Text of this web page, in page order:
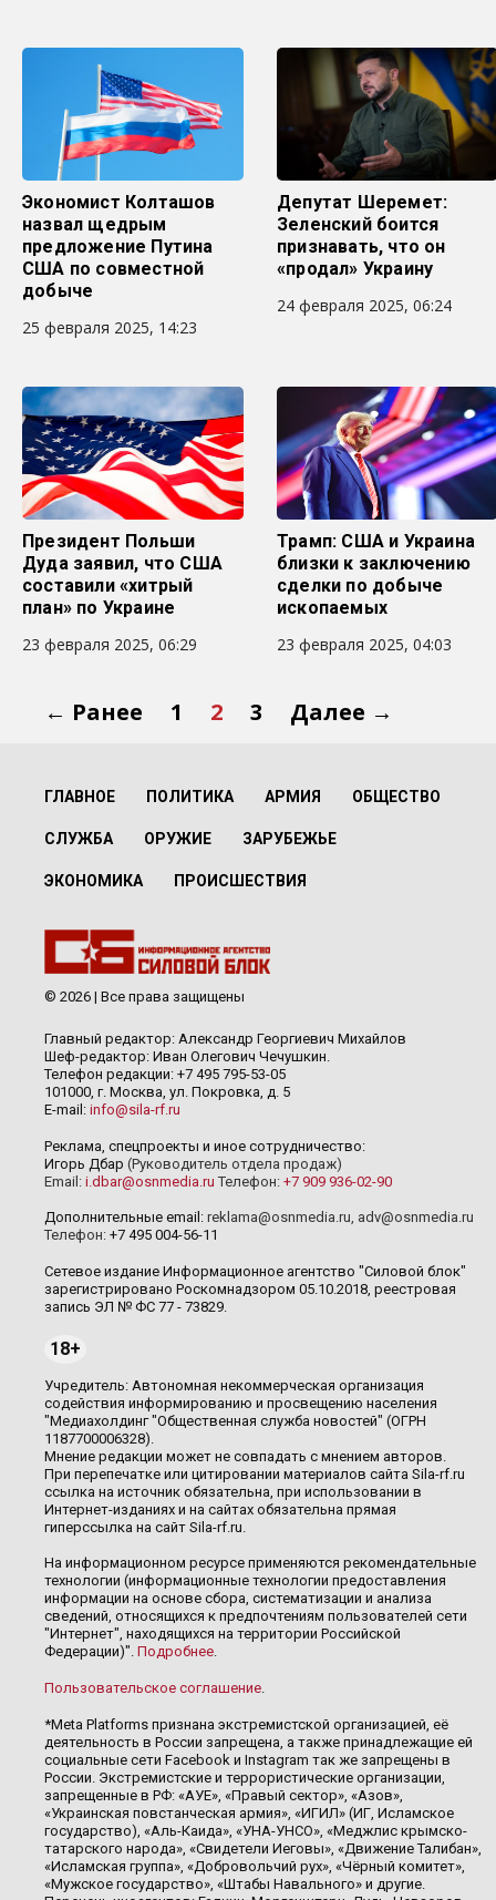
Экономист Колташов
назвал щедрым
предложение Путина
США по совместной
добыче
25 февраля 2025, 14:23
Депутат Шеремет:
Зеленский боится
признавать, что он
«продал» Украину
24 февраля 2025, 06:24
Президент Польши
Дуда заявил, что США
составили «хитрый
план» по Украине
23 февраля 2025, 06:29
Трамп: США и Украина
близки к заключению
сделки по добыче
ископаемых
23 февраля 2025, 04:03
← Ранее 1 2 3 Далее →
ГЛАВНОЕ ПОЛИТИКА АРМИЯ ОБЩЕСТВО
СЛУЖБА ОРУЖИЕ ЗАРУБЕЖЬЕ
ЭКОНОМИКА ПРОИСШЕСТВИЯ
© 2026 | Все права защищены
Главный редактор: Александр Георгиевич Михайлов
Шеф-редактор: Иван Олегович Чечушкин.
Телефон редакции: +7 495 795-53-05
101000, г. Москва, ул. Покровка, д. 5
E-mail: info@sila-rf.ru
Реклама, спецпроекты и иное сотрудничество:
Игорь Дбар (Руководитель отдела продаж)
Email: i.dbar@osnmedia.ru Телефон: +7 909 936-02-90
Дополнительные email: reklama@osnmedia.ru, adv@osnmedia.ru
Телефон: +7 495 004-56-11
Сетевое издание Информационное агентство "Силовой блок"
зарегистрировано Роскомнадзором 05.10.2018, реестровая
запись ЭЛ № ФС 77 - 73829.
18+
Учредитель: Автономная некоммерческая организация
содействия информированию и просвещению населения
"Медиахолдинг "Общественная служба новостей" (ОГРН
1187700006328).
Мнение редакции может не совпадать с мнением авторов.
При перепечатке или цитировании материалов сайта Sila-rf.ru
ссылка на источник обязательна, при использовании в
Интернет-изданиях и на сайтах обязательна прямая
гиперссылка на сайт Sila-rf.ru.
На информационном ресурсе применяются рекомендательные
технологии (информационные технологии предоставления
информации на основе сбора, систематизации и анализа
сведений, относящихся к предпочтениям пользователей сети
"Интернет", находящихся на территории Российской
Федерации)". Подробнее.
Пользовательское соглашение.
*Meta Platforms признана экстремистской организацией, её
деятельность в России запрещена, а также принадлежащие ей
социальные сети Facebook и Instagram так же запрещены в
России. Экстремистские и террористические организации,
запрещенные в РФ: «АУЕ», «Правый сектор», «Азов»,
«Украинская повстанческая армия», «ИГИЛ» (ИГ, Исламское
государство), «Аль-Каида», «УНА-УНСО», «Меджлис крымско-
татарского народа», «Свидетели Иеговы», «Движение Талибан»,
«Исламская группа», «Добровольчий рух», «Чёрный комитет»,
«Мужское государство», «Штабы Навального» и другие.